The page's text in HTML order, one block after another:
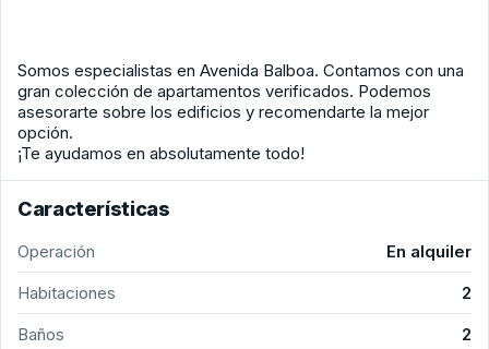
Somos especialistas en Avenida Balboa. Contamos con una
gran colección de apartamentos verificados. Podemos
asesorarte sobre los edificios y recomendarte la mejor
opción.
¡Te ayudamos en absolutamente todo!
Características
Operación
En alquiler
Habitaciones
2
Baños
2